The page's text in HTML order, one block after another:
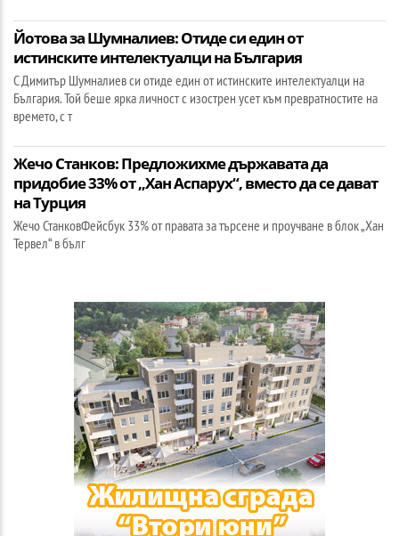
Йотова за Шумналиев: Отиде си един от
истинските интелектуалци на България
С Димитър Шумналиев си отиде един от истинските интелектуалци на
България. Той беше ярка личност с изострен усет към превратностите на
времето, с т
Жечо Станков: Предложихме държавата да
придобие 33% от „Хан Аспарух“, вместо да се дават
на Турция
Жечо СтанковФейсбук 33% от правата за търсене и проучване в блок „Хан
Тервел“ в бълг